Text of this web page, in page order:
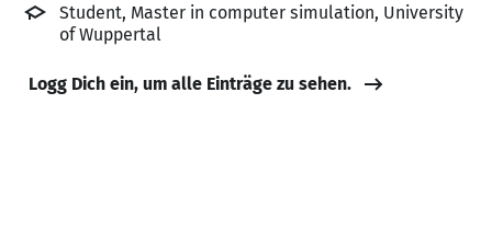
Student, Master in computer simulation, University
of Wuppertal
Logg Dich ein, um alle Einträge zu sehen.